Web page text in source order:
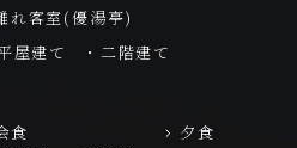
れ客室(優湯亭)
屋建て
・二階建て
食
夕食